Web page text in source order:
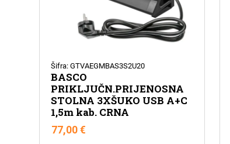
Šifra: GTVAEGMBAS3S2U20
BASCO
PRIKLJUČN.PRIJENOSNA
STOLNA 3XŠUKO USB A+C
1,5m kab. CRNA
77,00 €